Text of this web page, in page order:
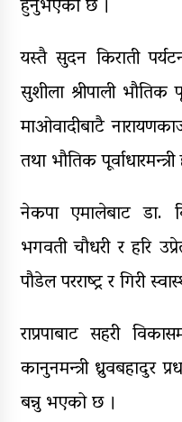
हुनुभएको छ ।
यस्तै सुदन किराती
सुशीला श्रीपाली भौतिक
माओवादीबाटै
तथा भौतिक
नेकपा एमालेबाट डा.
भगवती चौधरी र हरि
पौडेल परराष्ट्र र गिरी
राप्रपाबाट सहरी
कानुनमन्त्री ध्रुवबहादुर
बन्नु भएको छ ।